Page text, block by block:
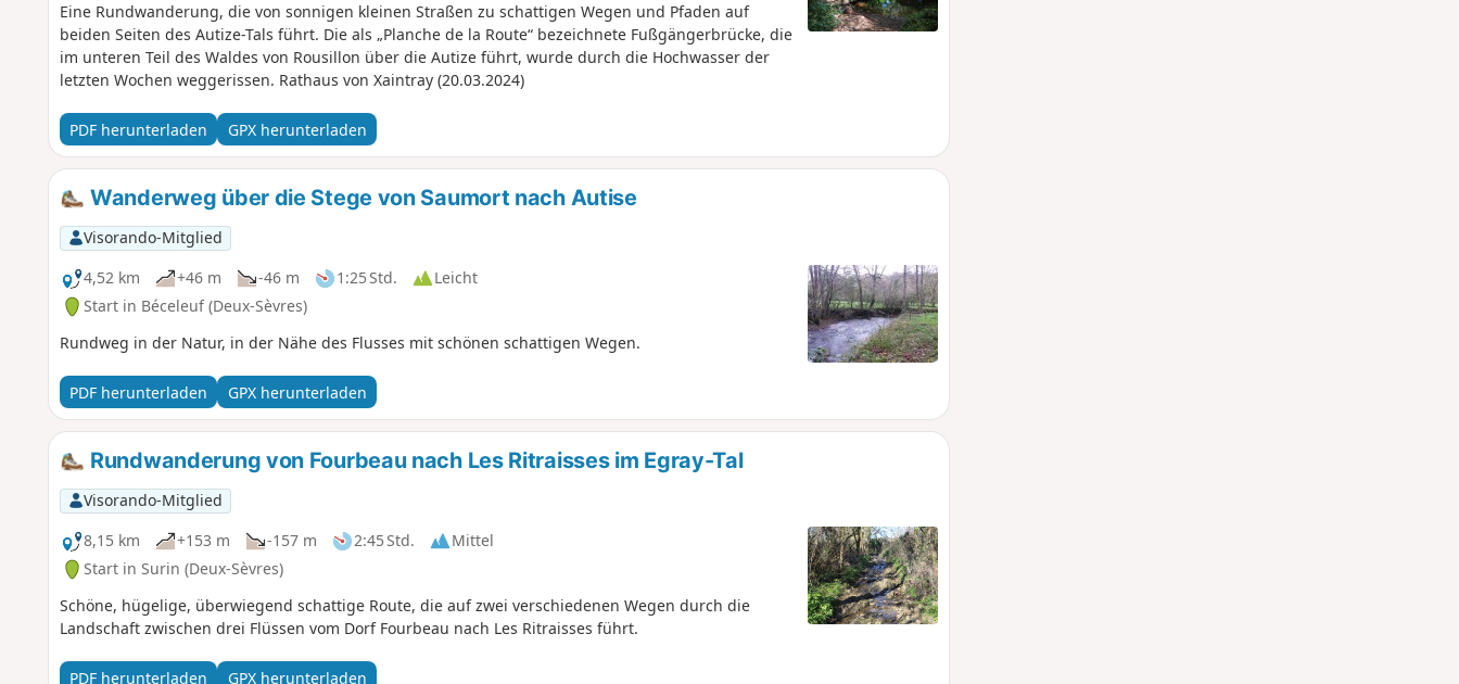
Eine Rundwanderung, die von sonnigen kleinen Straßen zu schattigen Wegen und Pfaden auf
beiden Seiten des Autize-Tals führt. Die als „Planche de la Route“ bezeichnete Fußgängerbrücke, die
im unteren Teil des Waldes von Rousillon über die Autize führt, wurde durch die Hochwasser der
letzten Wochen weggerissen. Rathaus von Xaintray (20.03.2024)
PDF herunterladen GPX herunterladen
Wanderweg über die Stege von Saumort nach Autise
Visorando-Mitglied
4,52 km
+46 m -46 m 1:25 Std.
Leicht
Start in Béceleuf (Deux-Sèvres)
Rundweg in der Natur, in der Nähe des Flusses mit schönen schattigen Wegen.
PDF herunterladen GPX herunterladen
Rundwanderung von Fourbeau nach Les Ritraisses im Egray-Tal
Visorando-Mitglied
8,15 km
+153 m -157 m 2:45 Std.
Mittel
Start in Surin (Deux-Sèvres)
Schöne, hügelige, überwiegend schattige Route, die auf zwei verschiedenen Wegen durch die
Landschaft zwischen drei Flüssen vom Dorf Fourbeau nach Les Ritraisses führt.
PDF herunterladen GPX herunterladen